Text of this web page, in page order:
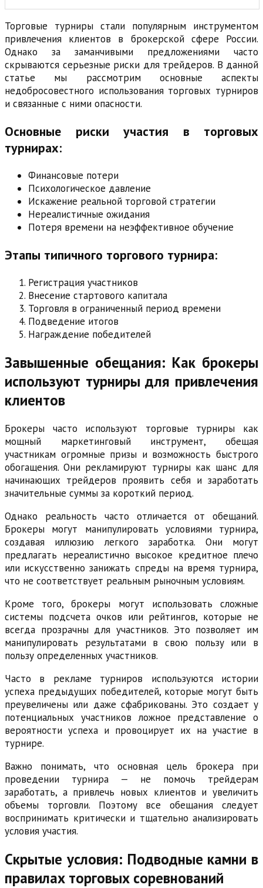
Торговые турниры стали популярным инструментом
привлечения клиентов в брокерской сфере России.
Однако за заманчивыми предложениями часто
скрываются серьезные риски для трейдеров. В данной
статье мы рассмотрим основные аспекты
недобросовестного использования торговых турниров
и связанные с ними опасности.
Основные риски участия в торговых
турнирах:
Финансовые потери
Психологическое давление
Искажение реальной торговой стратегии
Нереалистичные ожидания
Потеря времени на неэффективное обучение
Этапы типичного торгового турнира:
Регистрация участников
Внесение стартового капитала
Торговля в ограниченный период времени
Подведение итогов
Награждение победителей
Завышенные обещания: Как брокеры
используют турниры для привлечения
клиентов
Брокеры часто используют торговые турниры как
мощный маркетинговый инструмент, обещая
участникам огромные призы и возможность быстрого
обогащения. Они рекламируют турниры как шанс для
начинающих трейдеров проявить себя и заработать
значительные суммы за короткий период.
Однако реальность часто отличается от обещаний.
Брокеры могут манипулировать условиями турнира,
создавая иллюзию легкого заработка. Они могут
предлагать нереалистично высокое кредитное плечо
или искусственно занижать спреды на время турнира,
что не соответствует реальным рыночным условиям.
Кроме того, брокеры могут использовать сложные
системы подсчета очков или рейтингов, которые не
всегда прозрачны для участников. Это позволяет им
манипулировать результатами в свою пользу или в
пользу определенных участников.
Часто в рекламе турниров используются истории
успеха предыдущих победителей, которые могут быть
преувеличены или даже сфабрикованы. Это создает у
потенциальных участников ложное представление о
вероятности успеха и провоцирует их на участие в
турнире.
Важно понимать, что основная цель брокера при
проведении турнира — не помочь трейдерам
заработать, а привлечь новых клиентов и увеличить
объемы торговли. Поэтому все обещания следует
воспринимать критически и тщательно анализировать
условия участия.
Скрытые условия: Подводные камни в
правилах торговых соревнований